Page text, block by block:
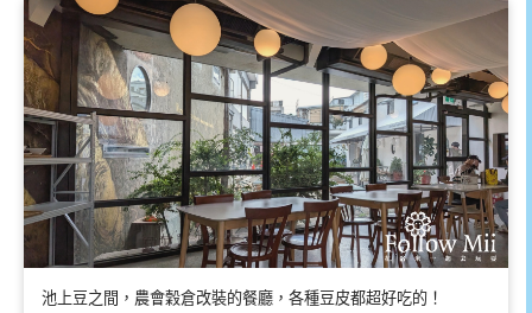
池上豆之間，農會穀倉改裝的餐廳，各種豆皮都超好吃的！